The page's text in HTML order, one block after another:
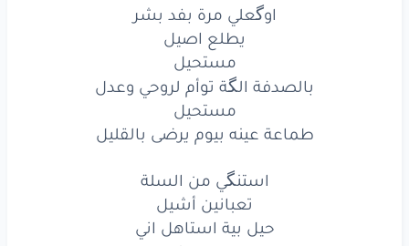
يطلعاصيل
مستحيل
بالصدفةالكةتوأملروحيوعدل
مستحيل
عينهبيوم يرضى
استنكيمنالسلة
اوگعلي مرة بفد بشر
يطلع اصيل
مستحيل
بالصدفة الگة توأم لروحي وعدل
مستحيل
طماعة عينه بيوم يرضى بالقليل
استنگي من السلة
تعبانين أشيل
حيل بية استاهل اني